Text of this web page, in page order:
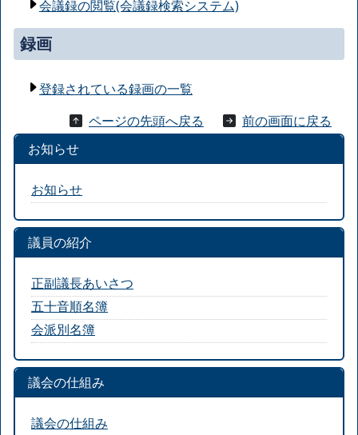
会議録の閲覧(会議録検索システム)
録画
登録されている録画の一覧
ページの先頭へ戻る
前の画面に戻る
お知らせ
お知らせ
議員の紹介
正副議長あいさつ
五十音順名簿
会派別名簿
議会の仕組み
議会の仕組み